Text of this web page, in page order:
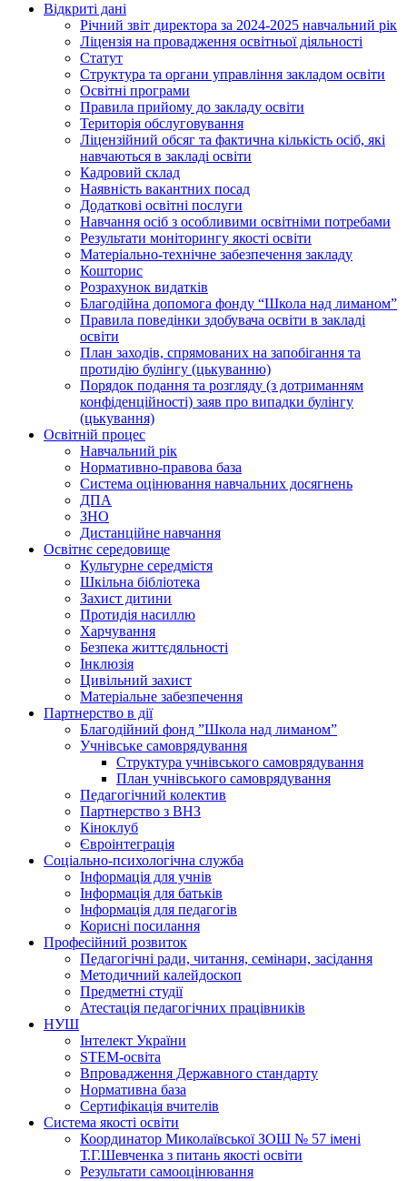
Відкриті дані
Річний звіт директора за 2024-2025 навчальний рік
Ліцензія на провадження освітньої діяльності
Статут
Структура та органи управління закладом освіти
Освiтнi програми
Правила прийому до закладу освіти
Територiя обслуговування
Ліцензійний обсяг та фактична кількість осіб, які
навчаються в закладі освіти
Кадровий склад
Наявність вакантних посад
Додатковi освiтнi послуги
Навчання осіб з особливими освітніми потребами
Результати моніторингу якості освіти
Матеріально-технічне забезпечення закладу
Кошторис
Розрахунок видатків
Благодійна допомога фонду “Школа над лиманом”
Правила поведінки здобувача освіти в закладі
освіти
План заходів, спрямованих на запобігання та
протидію булінгу (цькуванню)
Порядок подання та розгляду (з дотриманням
конфіденційності) заяв про випадки булінгу
(цькування)
Освітній процес
Навчальний рік
Нормативно-правова база
Система оцінювання навчальних досягнень
ДПА
ЗНО
Дистанційне навчання
Освітнє середовище
Культурне середмістя
Шкільна бібліотека
Захист дитини
Протидія насиллю
Харчування
Безпека життєдяльності
Інклюзія
Цивільний захист
Матеріальне забезпечення
Партнерство в дії
Благодійний фонд ”Школа над лиманом”
Учнівське самоврядування
Структура учнiвського самоврядування
План учнiвського самоврядування
Педагогічний колектив
Партнерство з ВНЗ
Кіноклуб
Євроінтеграція
Соціально-психологічна служба
Інформація для учнів
Інформація для батьків
Інформація для педагогів
Корисні посилання
Професійний розвиток
Педагогічні ради, читання, семінари, засідання
Методичний калейдоскоп
Предметні студії
Атестація педагогічних працівників
НУШ
Інтелект України
STEM-освіта
Впровадження Державного стандарту
Нормативна база
Сертифікація вчителів
Система якості освіти
Координатор Миколаївської ЗОШ № 57 імені
Т.Г.Шевченка з питань якості освіти
Результати самооцінювання